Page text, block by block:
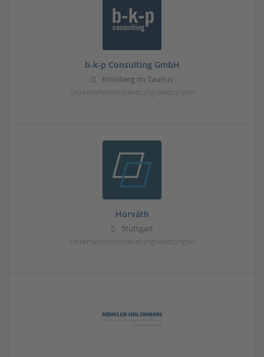
b-k-p Consulting GmbH
Kronberg im Taunus
Unternehmensberatungsleistungen
Horváth
Stuttgart
Unternehmensberatungsleistungen